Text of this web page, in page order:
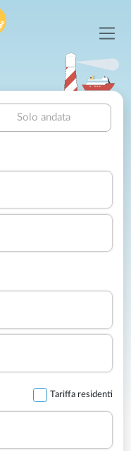
Solo andata
Tariffa residenti